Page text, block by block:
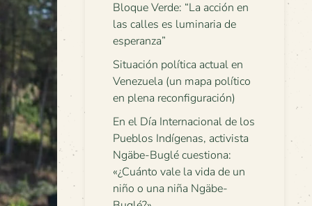
Bloque Verde: “La acción en
las calles es luminaria de
esperanza”
Situación política actual en
Venezuela (un mapa político
en plena reconfiguración)
En el Día Internacional de los
Pueblos Indígenas, activista
Ngäbe-Buglé cuestiona:
«¿Cuánto vale la vida de un
niño o una niña Ngäbe-